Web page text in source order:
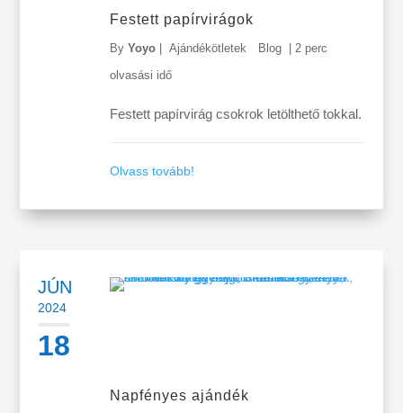
Festett papírvirágok
ByYoyo | Ajándékötletek Blog | 2 perc
olvasási idő
Festett papírvirág csokrok letölthető tokkal.
Olvass tovább!
JÚN
2024
18
Napfényes ajándék